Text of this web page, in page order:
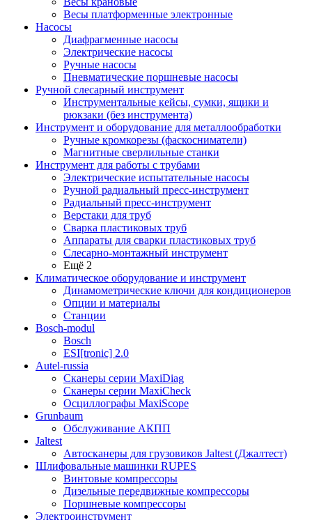
Весы платформенные электронные
Насосы
Диафрагменные насосы
Электрические насосы
Ручные насосы
Пневматические поршневые насосы
Ручной слесарный инструмент
Инструментальные кейсы, сумки, ящики и
рюкзаки (без инструмента)
Инструмент и оборудование для металлообработки
Ручные кромкорезы (фаскосниматели)
Магнитные сверлильные станки
Инструмент для работы с трубами
Электрические испытательные насосы
Ручной радиальный пресс-инструмент
Радиальный пресс-инструмент
Верстаки для труб
Сварка пластиковых труб
Аппараты для сварки пластиковых труб
Слесарно-монтажный инструмент
Ещё 2
Климатическое оборудование и инструмент
Динамометрические ключи для кондиционеров
Опции и материалы
Станции
Bosch-modul
Bosch
ESI[tronic] 2.0
Autel-russia
Сканеры серии MaxiDiag
Сканеры серии MaxiCheck
Осциллографы MaxiScope
Grunbaum
Обслуживание АКПП
Jaltest
Автосканеры для грузовиков Jaltest (Джалтест)
Шлифовальные машинки RUPES
Винтовые компрессоры
Дизельные передвижные компрессоры
Поршневые компрессоры
Электроинструмент